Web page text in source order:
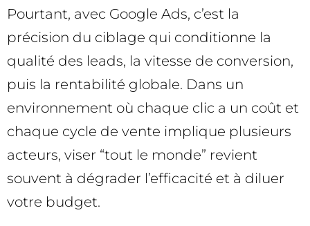
Pourtant, avec Google Ads, c’est la
précision du ciblage qui conditionne la
qualité des leads, la vitesse de conversion,
puis la rentabilité globale. Dans un
environnement où chaque clic a un coût et
chaque cycle de vente implique plusieurs
acteurs, viser “tout le monde” revient
souvent à dégrader l’efficacité et à diluer
votre budget.